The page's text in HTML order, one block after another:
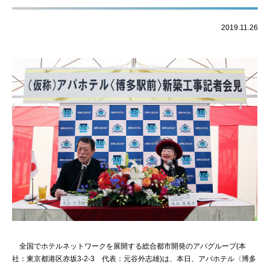
2019.11.26
全国でホテルネットワークを展開する総合都市開発のアパグループ(本
社：東京都港区赤坂3-2-3 代表：元谷外志雄)は、本日、アパホテル〈博多